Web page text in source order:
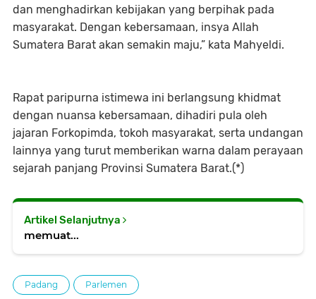
dan menghadirkan kebijakan yang berpihak pada
masyarakat. Dengan kebersamaan, insya Allah
Sumatera Barat akan semakin maju,” kata Mahyeldi.
Rapat paripurna istimewa ini berlangsung khidmat
dengan nuansa kebersamaan, dihadiri pula oleh
jajaran Forkopimda, tokoh masyarakat, serta undangan
lainnya yang turut memberikan warna dalam perayaan
sejarah panjang Provinsi Sumatera Barat.(*)
Artikel Selanjutnya
memuat...
Padang Parlemen